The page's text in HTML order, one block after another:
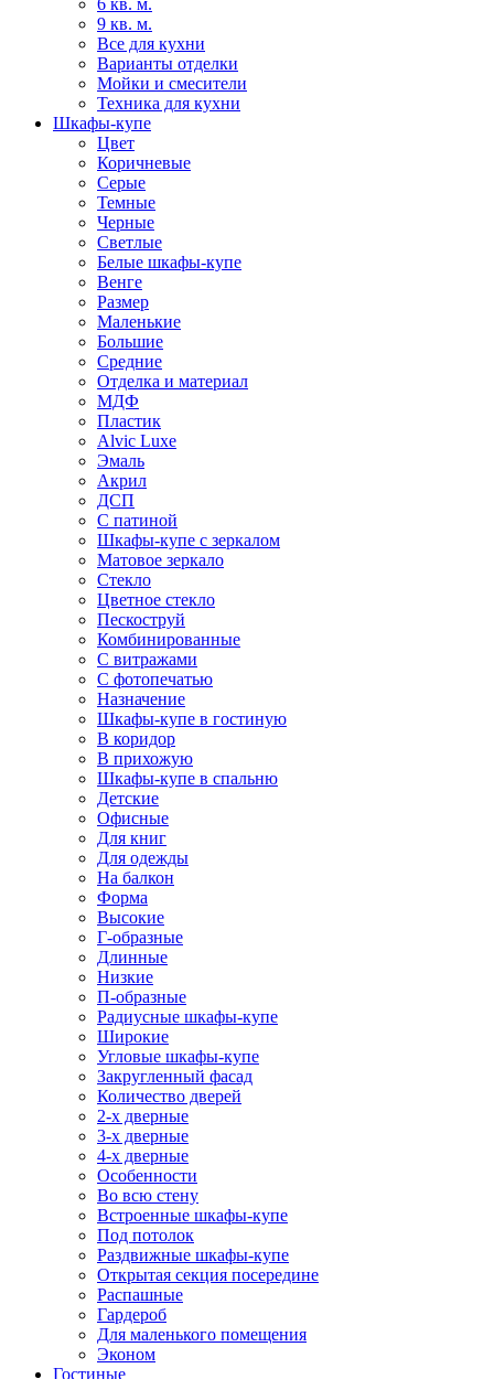
6 кв. м.
9 кв. м.
Все для кухни
Варианты отделки
Мойки и смесители
Техника для кухни
Шкафы-купе
Цвет
Коричневые
Серые
Темные
Черные
Светлые
Белые шкафы-купе
Венге
Размер
Маленькие
Большие
Средние
Отделка и материал
МДФ
Пластик
Alvic Luxe
Эмаль
Акрил
ДСП
С патиной
Шкафы-купе с зеркалом
Матовое зеркало
Стекло
Цветное стекло
Пескоструй
Комбинированные
С витражами
С фотопечатью
Назначение
Шкафы-купе в гостиную
В коридор
В прихожую
Шкафы-купе в спальню
Детские
Офисные
Для книг
Для одежды
На балкон
Форма
Высокие
Г-образные
Длинные
Низкие
П-образные
Радиусные шкафы-купе
Широкие
Угловые шкафы-купе
Закругленный фасад
Количество дверей
2-х дверные
3-х дверные
4-х дверные
Особенности
Во всю стену
Встроенные шкафы-купе
Под потолок
Раздвижные шкафы-купе
Открытая секция посередине
Распашные
Гардероб
Для маленького помещения
Эконом
Гостиные